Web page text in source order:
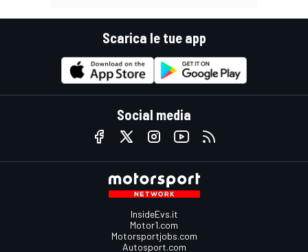
Scarica le tue app
Social media
InsideEvs.it
Motor1.com
Motorsportjobs.com
Autosport.com